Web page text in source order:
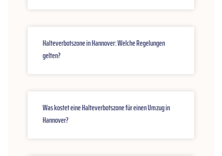
Halteverbotszone in Hannover: Welche Regelungen
gelten?
Was kostet eine Halteverbotszone für einen Umzug in
Hannover?